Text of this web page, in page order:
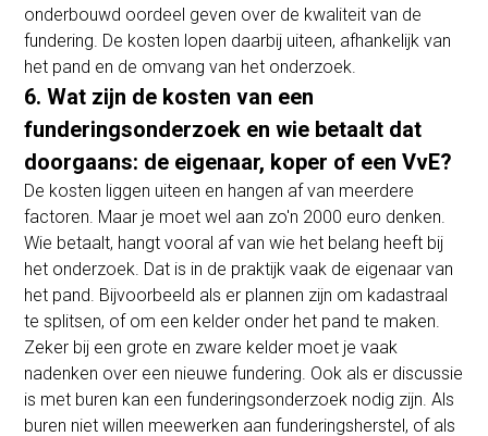
onderbouwd oordeel geven over de kwaliteit van de
fundering. De kosten lopen daarbij uiteen, afhankelijk van
het pand en de omvang van het onderzoek.
6. Wat zijn de kosten van een
funderingsonderzoek en wie betaalt dat
doorgaans: de eigenaar, koper of een VvE?​
De kosten liggen uiteen en hangen af van meerdere
factoren. Maar je moet wel aan zo'n 2000 euro denken.
Wie betaalt, hangt vooral af van wie het belang heeft bij
het onderzoek. Dat is in de praktijk vaak de eigenaar van
het pand. Bijvoorbeeld als er plannen zijn om kadastraal
te splitsen, of om een kelder onder het pand te maken.
Zeker bij een grote en zware kelder moet je vaak
nadenken over een nieuwe fundering. Ook als er discussie
is met buren kan een funderingsonderzoek nodig zijn. Als
buren niet willen meewerken aan funderingsherstel, of als